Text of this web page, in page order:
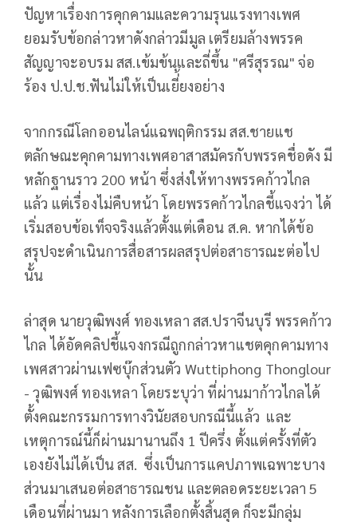
ปัญหาเรื่องการคุกคามและความรุนแรงทางเพศ
ยอมรับข้อกล่าวหาดังกล่าวมีมูล เตรียมล้างพรรค
สัญญาจะอบรม สส.เข้มข้นและถี่ขึ้น "ศรีสุรรณ" จ่อ
ร้อง ป.ป.ช.ฟันไม่ให้เป็นเยี่้ยงอย่าง
จากกรณีโลกออนไลน์แฉพฤติกรรม สส.ชายแช
ตลักษณะคุกคามทางเพศอาสาสมัครกับพรรคชื่อดัง มี
หลักฐานราว 200 หน้า ซึ่งส่งให้ทางพรรคก้าวไกล
แล้ว แต่เรื่องไม่คืบหน้า โดยพรรคก้าวไกลชี้แจงว่า ได้
เริ่มสอบข้อเท็จจริงแล้วตั้งแต่เดือน ส.ค. หากได้ข้อ
สรุปจะดำเนินการสื่อสารผลสรุปต่อสาธารณะต่อไป
นั้น
ล่าสุด นายวุฒิพงศ์ ทองเหลา สส.ปราจีนบุรี พรรคก้าว
ไกล ได้อัดคลิปชี้แจงกรณีถูกกล่าวหาแชตคุกคามทาง
เพศสาวผ่านเฟซบุ๊กส่วนตัว Wuttiphong Thonglour
- วุฒิพงศ์ ทองเหลา โดยระบุว่า ที่ผ่านมาก้าวไกลได้
ตั้งคณะกรรมการทางวินัยสอบกรณีนี้แล้ว และ
เหตุการณ์นี้ก็ผ่านมานานถึง 1 ปีครึ่ง ตั้งแต่ครั้งที่ตัว
เองยังไม่ได้เป็น สส. ซึ่งเป็นการแคปภาพเฉพาะบาง
ส่วนมาเสนอต่อสาธารณชน และตลอดระยะเวลา 5
เดือนที่ผ่านมา หลังการเลือกตั้งสิ้นสุด ก็จะมีกลุ่ม